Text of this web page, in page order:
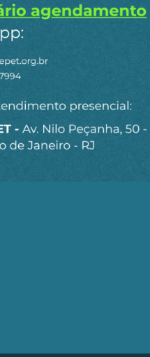
Clique no botão abaixo
(AEPET) é uma
Corpo Técnico.